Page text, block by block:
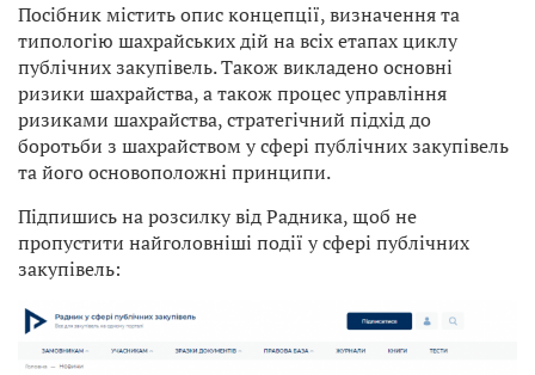
Посібник містить опис концепції, визначення та
типологію шахрайських дій на всіх етапах циклу
публічних закупівель. Також викладено основні
ризики шахрайства, а також процес управління
ризиками шахрайства, стратегічний підхід до
боротьби з шахрайством у сфері публічних закупівель
та його основоположні принципи.
Підпишись на розсилку від Радника, щоб не
пропустити найголовніші події у сфері публічних
закупівель: